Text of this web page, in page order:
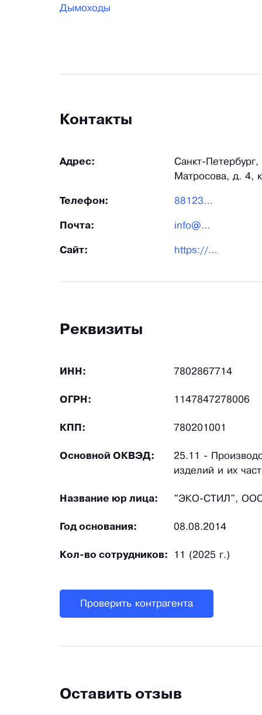
Дымоходы
Контакты
Адрес:
Санкт-
Матросова, д. 4,
Телефон: 881236...
Почта: info@...
Сайт: https://www.eco-steel.ru/
Реквизиты
ИНН: 7802867714
ОГРН: 1147847278006
КПП: 780201001
Основной ОКВЭД:
25.11 -
изделий и их
Название юр лица: "ЭКО-СТИЛ",
Год основания: 08.08.2014
Кол-во сотрудников: 11 (2025 г.)
Проверить контрагента
Оставить отзыв